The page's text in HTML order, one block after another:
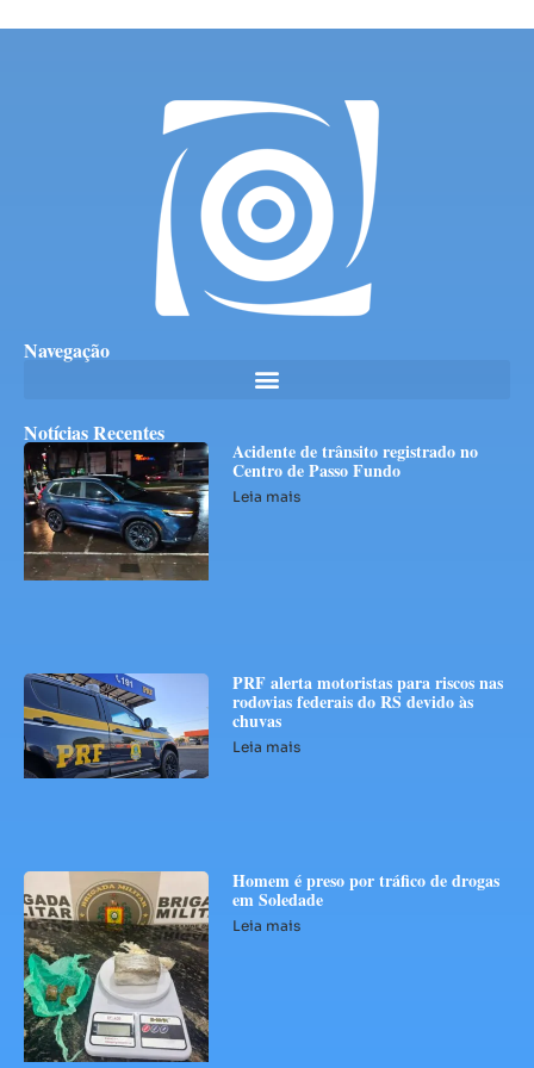
Navegação
Notícias Recentes
Acidente de trânsito registrado no
Centro de Passo Fundo
Leia mais
PRF alerta motoristas para riscos nas
rodovias federais do RS devido às
chuvas
Leia mais
Homem é preso por tráfico de drogas
em Soledade
Leia mais